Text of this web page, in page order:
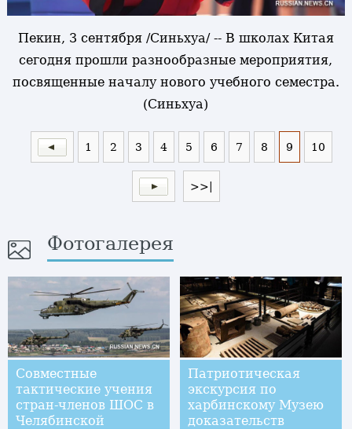
Пекин, 3 сентября /Синьхуа/ -- В школах Китая
сегодня прошли разнообразные мероприятия,
посвященные началу нового учебного семестра.
(Синьхуа)
1 2 3 4 5 6 7 8 9 10
>>|
Фотогалерея
Совместные
тактические учения
стран-членов ШОС в
Челябинской
Патриотическая
экскурсия по
харбинскому Музею
доказательств